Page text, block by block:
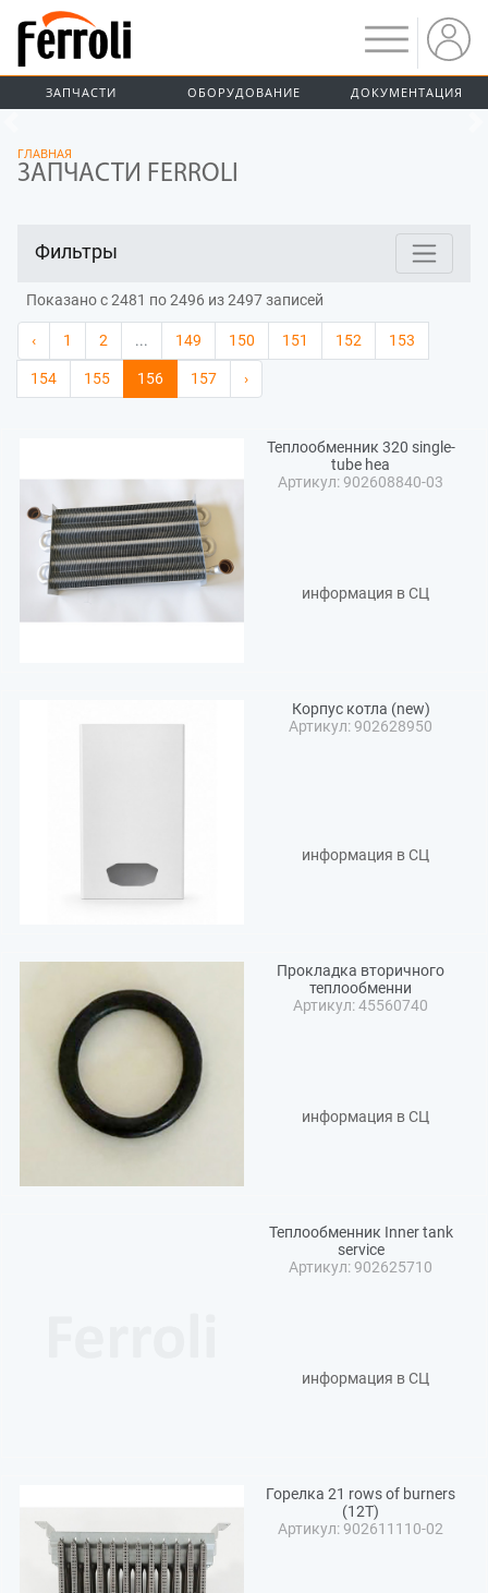
ЗАПЧАСТИ ОБОРУДОВАНИЕ ДОКУМЕНТАЦИЯ
ГЛАВНАЯ
ЗАПЧАСТИ FERROLI
Фильтры
Показано с 2481 по 2496 из 2497 записей
‹ 1 2 ... 149 150 151 152 153
154 155 156 157 ›
Теплообменник 320 single-
tube hea
Артикул: 902608840-03
информация в СЦ
Корпус котла (new)
Артикул: 902628950
информация в СЦ
Прокладка вторичного
теплообменни
Артикул: 45560740
информация в СЦ
Теплообменник Inner tank
service
Артикул: 902625710
информация в СЦ
Горелка 21 rows of burners
(12T)
Артикул: 902611110-02